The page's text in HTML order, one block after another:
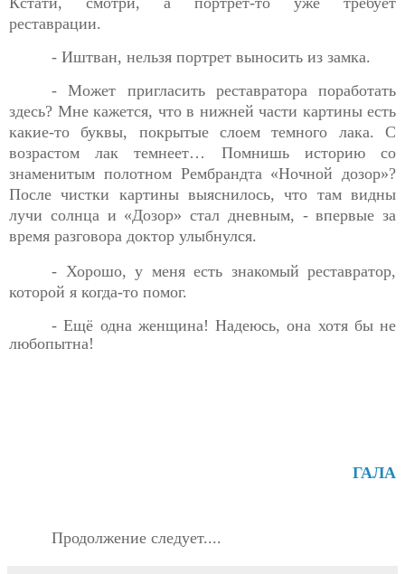
реставрации.
- Иштван, нельзя портрет выносить из замка.
- Может пригласить реставратора поработать
здесь? Мне кажется, что в нижней части картины есть
какие-то буквы, покрытые слоем темного лака. С
возрастом лак темнеет… Помнишь историю со
знаменитым полотном Рембрандта «Ночной дозор»?
После чистки картины выяснилось, что там видны
лучи солнца и «Дозор» стал дневным, - впервые за
время разговора доктор улыбнулся.
- Хорошо, у меня есть знакомый реставратор,
которой я когда-то помог.
- Ещё одна женщина! Надеюсь, она хотя бы не
любопытна!
ГАЛА
Продолжение следует....